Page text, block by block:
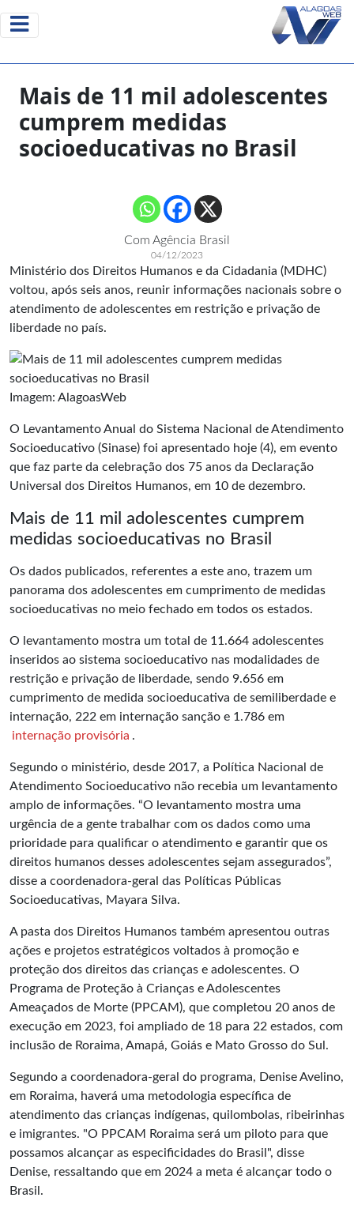
Mais de 11 mil adolescentes
cumprem medidas
socioeducativas no Brasil
Com Agência Brasil
04/12/2023
Ministério dos Direitos Humanos e da Cidadania (MDHC)
voltou, após seis anos, reunir informações nacionais sobre o
atendimento de adolescentes em restrição e privação de
liberdade no país.
Imagem: AlagoasWeb
O Levantamento Anual do Sistema Nacional de Atendimento
Socioeducativo (Sinase) foi apresentado hoje (4), em evento
que faz parte da celebração dos 75 anos da Declaração
Universal dos Direitos Humanos, em 10 de dezembro.
Mais de 11 mil adolescentes cumprem
medidas socioeducativas no Brasil
Os dados publicados, referentes a este ano, trazem um
panorama dos adolescentes em cumprimento de medidas
socioeducativas no meio fechado em todos os estados.
O levantamento mostra um total de 11.664 adolescentes
inseridos ao sistema socioeducativo nas modalidades de
restrição e privação de liberdade, sendo 9.656 em
cumprimento de medida socioeducativa de semiliberdade e
internação, 222 em internação sanção e 1.786 em
internação provisória .
Segundo o ministério, desde 2017, a Política Nacional de
Atendimento Socioeducativo não recebia um levantamento
amplo de informações. “O levantamento mostra uma
urgência de a gente trabalhar com os dados como uma
prioridade para qualificar o atendimento e garantir que os
direitos humanos desses adolescentes sejam assegurados”,
disse a coordenadora-geral das Políticas Públicas
Socioeducativas, Mayara Silva.
A pasta dos Direitos Humanos também apresentou outras
ações e projetos estratégicos voltados à promoção e
proteção dos direitos das crianças e adolescentes. O
Programa de Proteção à Crianças e Adolescentes
Ameaçados de Morte (PPCAM), que completou 20 anos de
execução em 2023, foi ampliado de 18 para 22 estados, com
inclusão de Roraima, Amapá, Goiás e Mato Grosso do Sul.
Segundo a coordenadora-geral do programa, Denise Avelino,
em Roraima, haverá uma metodologia específica de
atendimento das crianças indígenas, quilombolas, ribeirinhas
e imigrantes. "O PPCAM Roraima será um piloto para que
possamos alcançar as especificidades do Brasil", disse
Denise, ressaltando que em 2024 a meta é alcançar todo o
Brasil.